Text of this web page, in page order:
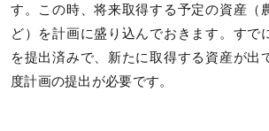
す。この時、将来取得する予定の資産（
ど）を計画に盛り込んでおきます。すで
を提出済みで、新たに取得する資産が出
度計画の提出が必要です。